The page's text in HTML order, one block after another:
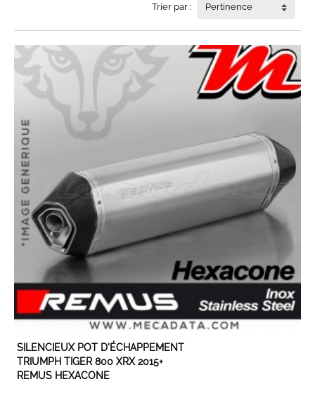
Trier par : Pertinence
EN STOCK
SILENCIEUX POT D'ÉCHAPPEMENT
TRIUMPH TIGER 800 XRX 2015+
REMUS HEXACONE